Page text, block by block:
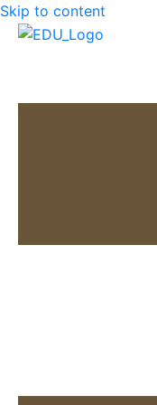
Skip to content